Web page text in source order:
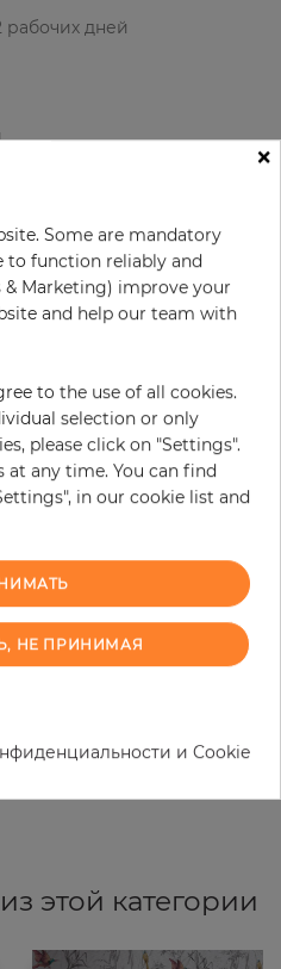
рабочих дней
см / 10.0 м
+
и техническими
этой категории
×
Some are mandatory
to function reliably and
Marketing) improve your
and help our team with
to the use of all cookies.
selection or only
please click on "Settings".
at any time. You can find
in our cookie list and
НЕ ПРИНИМАЯ
и Cookie